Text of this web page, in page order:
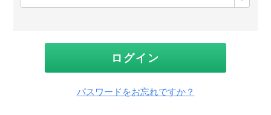
須)
ログイン
パスワードをお忘れですか？